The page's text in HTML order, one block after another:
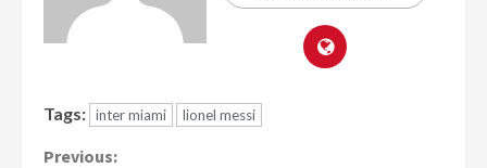
Tags: inter miami lionel messi
Previous: